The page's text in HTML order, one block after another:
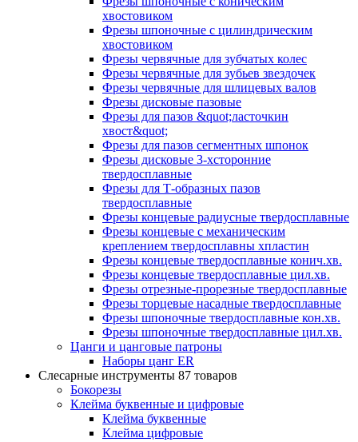
хвостовиком
Фрезы шпоночные с цилиндрическим
хвостовиком
Фрезы червячные для зубчатых колес
Фрезы червячные для зубьев звездочек
Фрезы червячные для шлицевых валов
Фрезы дисковые пазовые
Фрезы для пазов &quot;ласточкин
хвост&quot;
Фрезы для пазов сегментных шпонок
Фрезы дисковые 3-хсторонние
твердосплавные
Фрезы для Т-образных пазов
твердосплавные
Фрезы концевые радиусные твердосплавные
Фрезы концевые с механическим
креплением твердосплавны хпластин
Фрезы концевые твердосплавные конич.хв.
Фрезы концевые твердосплавные цил.хв.
Фрезы отрезные-прорезные твердосплавные
Фрезы торцевые насадные твердосплавные
Фрезы шпоночные твердосплавные кон.хв.
Фрезы шпоночные твердосплавные цил.хв.
Цанги и цанговые патроны
Наборы цанг ER
Слесарные инструменты 87 товаров
Бокорезы
Клейма буквенные и цифровые
Клейма буквенные
Клейма цифровые